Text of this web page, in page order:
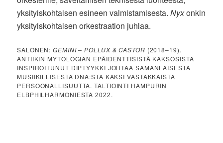
yksityiskohtaisen esineen valmistamisesta.Nyxonkin
yksityiskohtaisen orkestraation juhlaa.
SALONEN:GEMINI – POLLUX & CASTOR (2018–19).
ANTIIKIN MYTOLOGIAN EPÄIDENTTISISTÄ KAKSOSISTA
INSPIROITUNUT DIPTYYKKI JOHTAA SAMANLAISESTA
MUSIIKILLISESTA DNA:STA KAKSI VASTAKKAISTA
PERSOONALLISUUTTA. TALTIOINTI HAMPURIN
ELBPHILHARMONIESTA 2022.